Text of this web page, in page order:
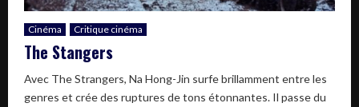
Cinéma Critique cinéma
The Stangers
Avec The Strangers, Na Hong-Jin surfe brillamment entre les
genres et crée des ruptures de tons étonnantes. Il passe du